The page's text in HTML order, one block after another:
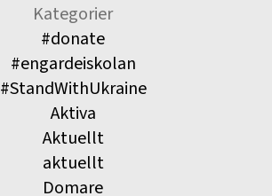
Kategorier
#donate
#engardeiskolan
#StandWithUkraine
Aktiva
Aktuellt
aktuellt
Domare